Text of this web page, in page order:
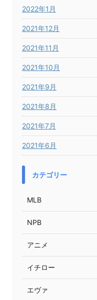
2022年1月
2021年12月
2021年11月
2021年10月
2021年9月
2021年8月
2021年7月
2021年6月
カテゴリー
MLB
NPB
アニメ
イチロー
エヴァ